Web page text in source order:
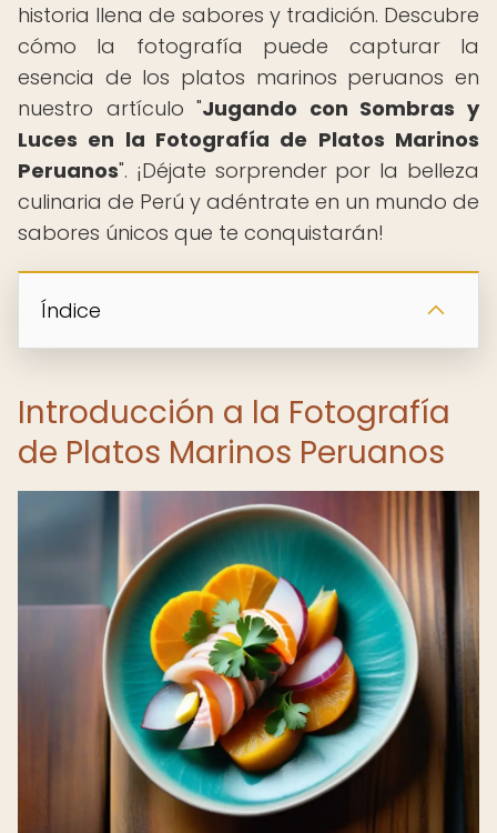
historia llena de sabores y tradición. Descubre
cómo la fotografía puede capturar la
esencia de los platos marinos peruanos en
nuestro artículo "Jugando con Sombras y
Luces en la Fotografía de Platos Marinos
Peruanos". ¡Déjate sorprender por la belleza
culinaria de Perú y adéntrate en un mundo de
sabores únicos que te conquistarán!
Índice
Introducción a la Fotografía
de Platos Marinos Peruanos